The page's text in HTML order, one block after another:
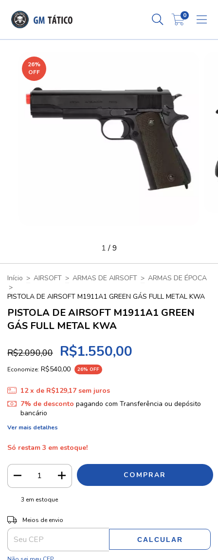
0
26%
OFF
1/9
Início > AIRSOFT > ARMAS DE AIRSOFT > ARMAS DE ÉPOCA
>
PISTOLA DE AIRSOFT M1911A1 GREEN GÁS FULL METAL KWA
PISTOLA DE AIRSOFT M1911A1 GREEN
GÁS FULL METAL KWA
R$2.090,00 R$1.550,00
Economize: R$540,00 26% OFF
12 x de R$129,17 sem juros
7% de desconto pagando com Transferência ou depósito
bancário
Ver mais detalhes
Só restam 3 em estoque!
3 em estoque
Entregas para o CEP:
Meios de envio
CALCULAR